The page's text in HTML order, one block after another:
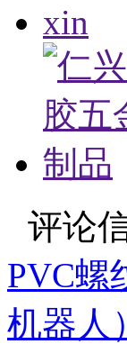
评论
PVC螺
机器人